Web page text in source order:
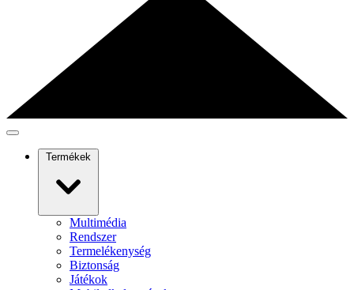
Termékek
Multimédia
Rendszer
Termelékenység
Biztonság
Játékok